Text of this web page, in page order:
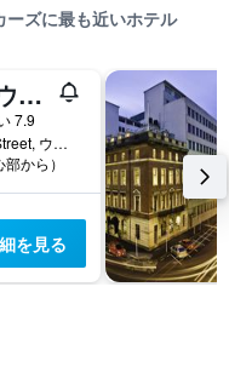
ーズに最も近いホテル
リッジス ウェリントン
7.9
75 Featherston Street, ウェリントン, ニュージーランド
から）
を見る